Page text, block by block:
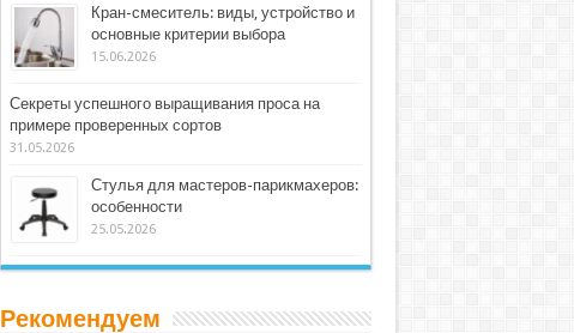
Кран-смеситель: виды, устройство и
основные критерии выбора
15.06.2026
Секреты успешного выращивания проса на
примере проверенных сортов
31.05.2026
Стулья для мастеров-парикмахеров:
особенности
25.05.2026
Рекомендуем